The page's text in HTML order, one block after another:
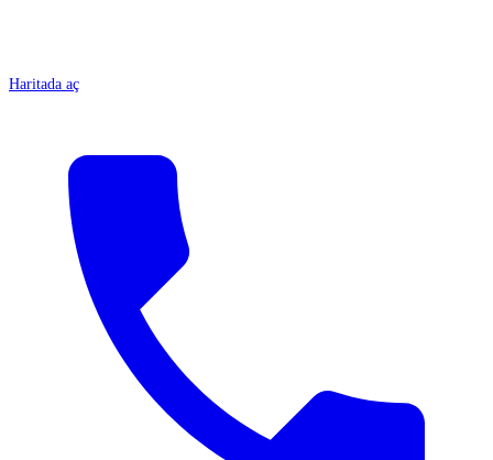
Haritada aç